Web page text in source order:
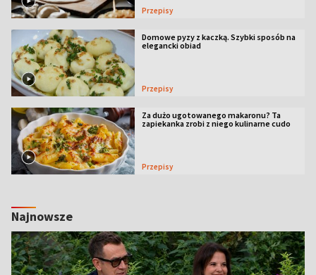
Przepisy
Domowe pyzy z kaczką. Szybki sposób na
elegancki obiad
Przepisy
Za dużo ugotowanego makaronu? Ta
zapiekanka zrobi z niego kulinarne cudo
Przepisy
Najnowsze